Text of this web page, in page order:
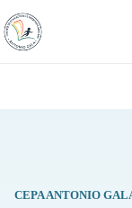
al
contenido
CEPA ANTONIO